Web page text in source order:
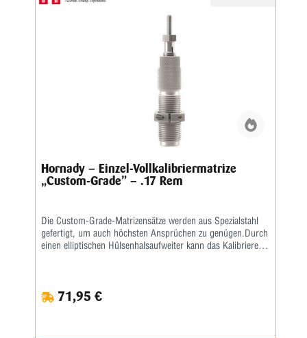
Hornady – Einzel-Vollkalibriermatrize
„Custom-Grade” – .17 Rem
Die Custom-Grade-Matrizensätze werden aus Spezialstahl
gefertigt, um auch höchsten Ansprüchen zu genügen.Durch
einen elliptischen Hülsenhalsaufweiter kann das Kalibrieren
71,95 €